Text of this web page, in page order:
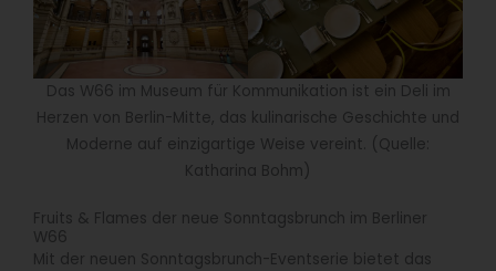
Das W66 im Museum für Kommunikation ist ein Deli im
Herzen von Berlin-Mitte, das kulinarische Geschichte und
Moderne auf einzigartige Weise vereint. (Quelle:
Katharina Bohm)
Fruits & Flames der neue Sonntagsbrunch im Berliner
W66
Mit der neuen Sonntagsbrunch-Eventserie bietet das